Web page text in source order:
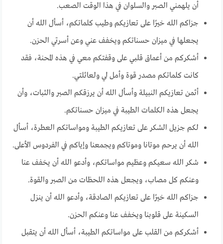
أن يلهمني الصبر والسلوان في هذا الوقت الصعب.
جزاكم الله خيرًا على تعازيكم وطيب كلماتكم، أسأل الله أن
يجعلها في ميزان حسناتكم ويخفف عني وعن أسرتي الحزن.
أشكركم من أعماق قلبي على وقفتكم معي في هذه المحنة، فقد
كانت كلماتكم مصدر قوة وأمل لي ولعائلتي.
أثمن تعازيكم النبيلة وأسأل الله أن يرزقكم الصبر والثبات، وأن
يجعل هذه الكلمات الطيبة في ميزان حسناتكم.
لكم جزيل الشكر على تعازيكم الطيبة ومواساتكم العطرة، أسأل
الله أن يرحم موتانا وموتاكم ويجمعنا وإياكم في الفردوس الأعلى.
شكر الله سعيكم وعظيم مواساتكم، وأدعو الله أن يخفف عنا
وعنكم كل مصاب، ويجعل هذه اللحظات من الصبر والقوة.
جزاكم الله خيرًا على تعازيكم الصادقة، وأدعو الله أن ينزل
السكينة على قلوبنا ويخفف عنا وعنكم الحزن.
أشكركم من القلب على مواساتكم الطيبة، أسأل الله أن يتقبل